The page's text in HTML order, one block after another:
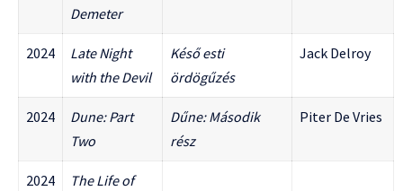
Demeter
2024
Late Night
with the Devil
Késő esti
ördögűzés
Jack Delroy
2024
Dune: Part
Two
Dűne: Második
rész
Piter De Vries
2024
The Life of